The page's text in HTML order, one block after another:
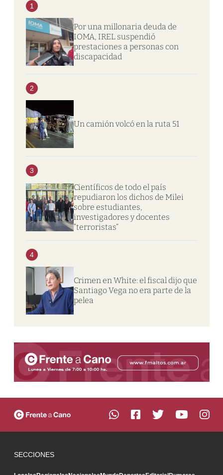
1
Por una millonaria deuda de
IOMA, IREL suspendió
prestaciones a personas con
discapacidad
2
Un camión volcó en la ruta 51
3
Científicos de todo el país
repudiaron los dichos de Milei
sobre estudiantes,
investigadores y docentes
“terroristas”
4
Crimen en White: el fiscal dijo que
Santiago Vega no era parte de la
pelea
SECCIONES